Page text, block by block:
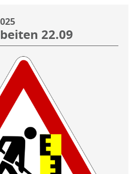
22.09